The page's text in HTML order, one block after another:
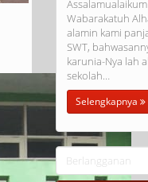
Wabarakatuh
alamin kami
SWT,
karunia-Nya lah
sekolah…
Selengkapnya